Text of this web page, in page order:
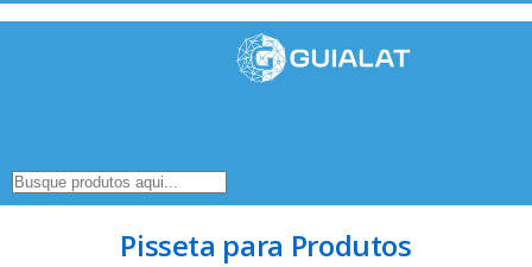
Pisseta para Produtos